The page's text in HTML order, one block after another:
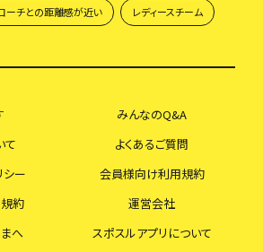
ーチとの距離感が近い レディースチーム
みんなのQ&A
て
よくあるご質問
シー
会員様向け利用規約
約
運営会社
へ
スポスルアプリについて